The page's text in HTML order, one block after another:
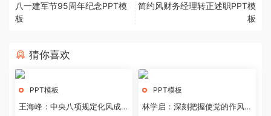
八一建军节95周年纪念PPT模
板
简约风财务经理转正述职PPT模
板
猜你喜欢
PPT模板
王海峰：中央八项规定化风成俗
PPT模板
林学启：深刻把握使党的作风全